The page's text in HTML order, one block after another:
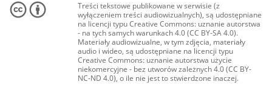
Treści tekstowe publikowane w serwisie (z
wyłączeniem treści audiowizualnych), są udostępniane
na licencji typu Creative Commons: uznanie autorstwa
- na tych samych warunkach 4.0 (CC BY-SA 4.0).
Materiały audiowizualne, w tym zdjęcia, materiały
audio i wideo, są udostępniane na licencji typu
Creative Commons: uznanie autorstwa użycie
niekomercyjne - bez utworów zależnych 4.0 (CC BY-
NC-ND 4.0), o ile nie jest to stwierdzone inaczej.